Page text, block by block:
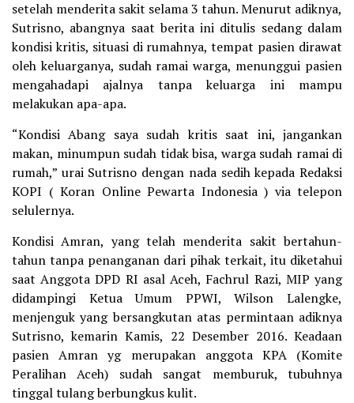
setelah menderita sakit selama 3 tahun. Menurut adiknya,
Sutrisno, abangnya saat berita ini ditulis sedang dalam
kondisi kritis, situasi di rumahnya, tempat pasien dirawat
oleh keluarganya, sudah ramai warga, menunggui pasien
mengahadapi ajalnya tanpa keluarga ini mampu
melakukan apa-apa.
“Kondisi Abang saya sudah kritis saat ini, jangankan
makan, minumpun sudah tidak bisa, warga sudah ramai di
rumah,” urai Sutrisno dengan nada sedih kepada Redaksi
KOPI ( Koran Online Pewarta Indonesia ) via telepon
selulernya.
Kondisi Amran, yang telah menderita sakit bertahun-
tahun tanpa penanganan dari pihak terkait, itu diketahui
saat Anggota DPD RI asal Aceh, Fachrul Razi, MIP yang
didampingi Ketua Umum PPWI, Wilson Lalengke,
menjenguk yang bersangkutan atas permintaan adiknya
Sutrisno, kemarin Kamis, 22 Desember 2016. Keadaan
pasien Amran yg merupakan anggota KPA (Komite
Peralihan Aceh) sudah sangat memburuk, tubuhnya
tinggal tulang berbungkus kulit.